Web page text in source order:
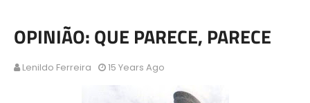
OPINIÃO: QUE PARECE, PARECE
Lenildo Ferreira 15 Years Ago